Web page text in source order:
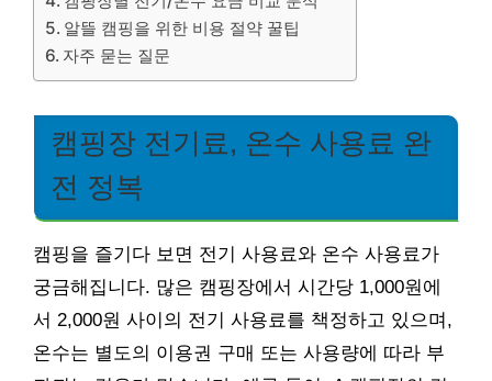
알뜰 캠핑을 위한 비용 절약 꿀팁
자주 묻는 질문
캠핑장 전기료, 온수 사용료 완
전 정복
캠핑을 즐기다 보면 전기 사용료와 온수 사용료가
궁금해집니다. 많은 캠핑장에서 시간당 1,000원에
서 2,000원 사이의 전기 사용료를 책정하고 있으며,
온수는 별도의 이용권 구매 또는 사용량에 따라 부